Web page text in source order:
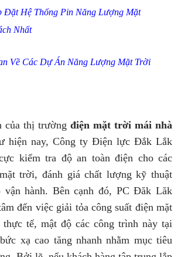
Đặt Hệ Thống Pin Năng Lượng Mặt
Nhất
Về Các Dự Án Năng Lượng Mặt Trời
của thị trường điện mặt trời mái nhà
hiện nay, Công ty Điện lực Đắk Lắk
kiểm tra độ an toàn điện cho các
trời, đánh giá chất lượng kỹ thuật
hành. Bên cạnh đó, PC Đăk Lăk
đến việc giải tỏa công suất điện mặt
tế, mật độ các công trình này tại
xạ cao tăng nhanh nhằm mục tiêu